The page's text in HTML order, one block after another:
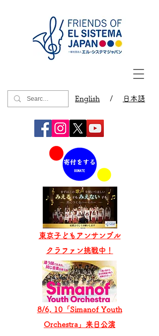
English / 日本語
8/6, 10「Simanof Youth
Orchestra」来日公演
東京子どもアンサンブル
​クラファン挑戦中！